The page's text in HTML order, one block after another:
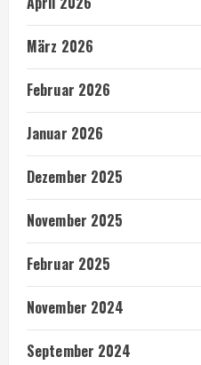
März 2026
Februar 2026
Januar 2026
Dezember 2025
November 2025
Februar 2025
November 2024
September 2024